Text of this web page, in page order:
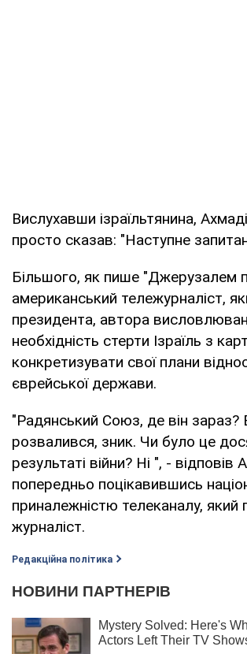
Вислухавши ізраїльтянина,
просто сказав: "Наступне
Більшого, як пише "Джерузалем
американський тележурналіст,
президента, автора
необхідність стерти Ізраїль з
конкретизувати свої плани
єврейської держави.
"Радянський Союз, де він зараз?
розвалився, зник. Чи було це
результаті війни? Ні ", - відповів
попередньо поцікавившись
приналежністю телеканалу, який
журналіст.
Редакційна політика